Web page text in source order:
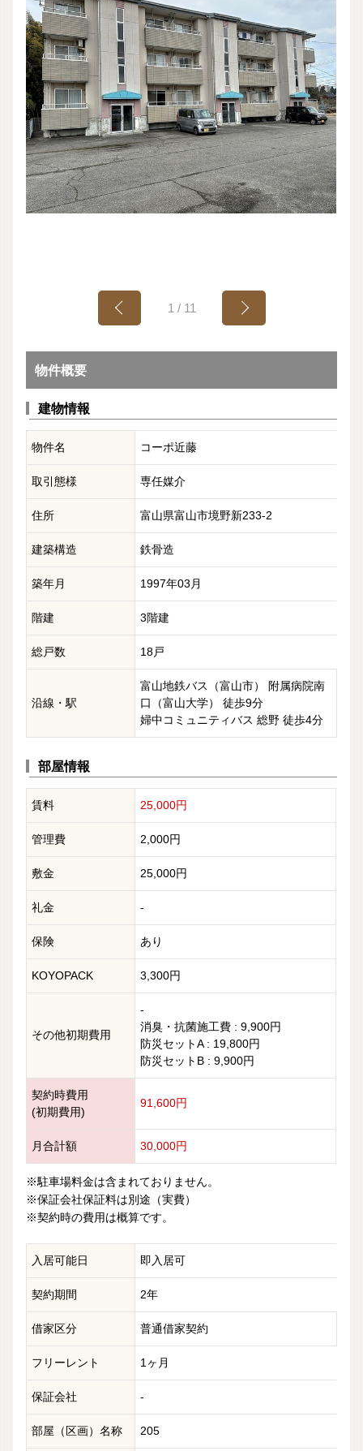
1 / 11
物件概要
建物情報
物件名 コーポ近藤
取引態様 専任媒介
住所 富山県富山市境野新233-2
建築構造 鉄骨造
築年月 1997年03月
階建 3階建
総戸数 18戸
沿線・駅
富山地鉄バス（富山市） 附属病院南
口（富山大学） 徒歩9分
婦中コミュニティバス 総野 徒歩4分
部屋情報
賃料 25,000円
管理費 2,000円
敷金 25,000円
礼金 -
保険 あり
KOYOPACK 3,300円
その他初期費用
-
消臭・抗菌施工費 : 9,900円
防災セットA : 19,800円
防災セットB : 9,900円
契約時費用
(初期費用)
91,600円
月合計額 30,000円
※駐車場料金は含まれておりません。
※保証会社保証料は別途（実費）
※契約時の費用は概算です。
入居可能日 即入居可
契約期間 2年
借家区分 普通借家契約
フリーレント 1ヶ月
保証会社 -
部屋（区画）名称 205